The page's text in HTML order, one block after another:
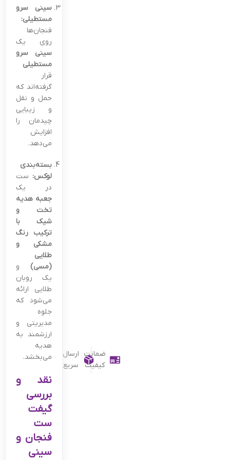
ضمانت
کیفیت
ارسال
سریع
سینی سرو
مستطیلی:
فنجان‌ها
روی یک
سینی سرو
مستطیلی
قرار
گرفته‌اند که
حمل و نقل
و زیبایی
چیدمان را
افزایش
می‌دهد.
بسته‌بندی
لوکس: ست
در یک
جعبه هدیه
تخت و
شیک با
ترکیب رنگ
مشکی و
طلایی
(مسی)و
یک روبان
طلایی ارائه
می‌شود که
جلوه
مدیریتی و
ارزشمند به
هدیه
می‌بخشد.
نقد و
بررسی
گیفت
ست
فنجان و
سینی